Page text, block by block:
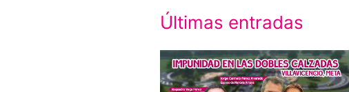
Últimas entradas